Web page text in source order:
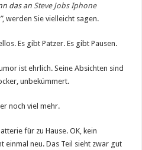
das an Steve Jobs Iphone
, werden Sie vielleicht sagen.
Es gibt Patzer. Es gibt Pausen.
ist ehrlich. Seine Absichten sind
unbekümmert.
noch viel mehr.
für zu Hause. OK, kein
einmal neu. Das Teil sieht zwar gut